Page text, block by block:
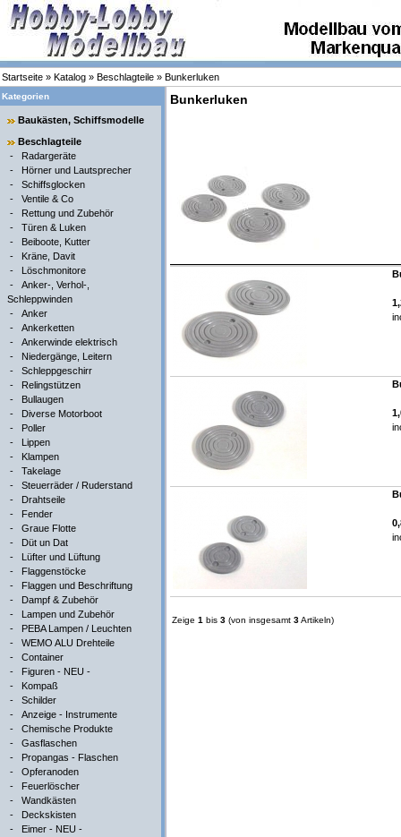
Startseite » Katalog » Beschlagteile » Bunkerluken
Kategorien
Baukästen, Schiffsmodelle
Beschlagteile
- Radargeräte
- Hörner und Lautsprecher
- Schiffsglocken
- Ventile & Co
- Rettung und Zubehör
- Türen & Luken
- Beiboote, Kutter
- Kräne, Davit
- Löschmonitore
- Anker-, Verhol-,
Schleppwinden
- Anker
- Ankerketten
- Ankerwinde elektrisch
- Niedergänge, Leitern
- Schleppgeschirr
- Relingstützen
- Bullaugen
- Diverse Motorboot
- Poller
- Lippen
- Klampen
- Takelage
- Steuerräder / Ruderstand
- Drahtseile
- Fender
- Graue Flotte
- Düt un Dat
- Lüfter und Lüftung
- Flaggenstöcke
- Flaggen und Beschriftung
- Dampf & Zubehör
- Lampen und Zubehör
- PEBA Lampen / Leuchten
- WEMO ALU Drehteile
- Container
- Figuren - NEU -
- Kompaß
- Schilder
- Anzeige - Instrumente
- Chemische Produkte
- Gasflaschen
- Propangas - Flaschen
- Opferanoden
- Feuerlöscher
- Wandkästen
- Deckskisten
- Eimer - NEU -
Bunkerluken
Zeige 1 bis 3 (von insgesamt 3Artikeln)